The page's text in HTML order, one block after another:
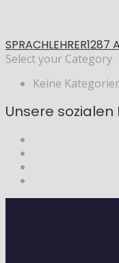
SPRACHLEHRER1287
Select your Category
Keine
Unsere sozialen